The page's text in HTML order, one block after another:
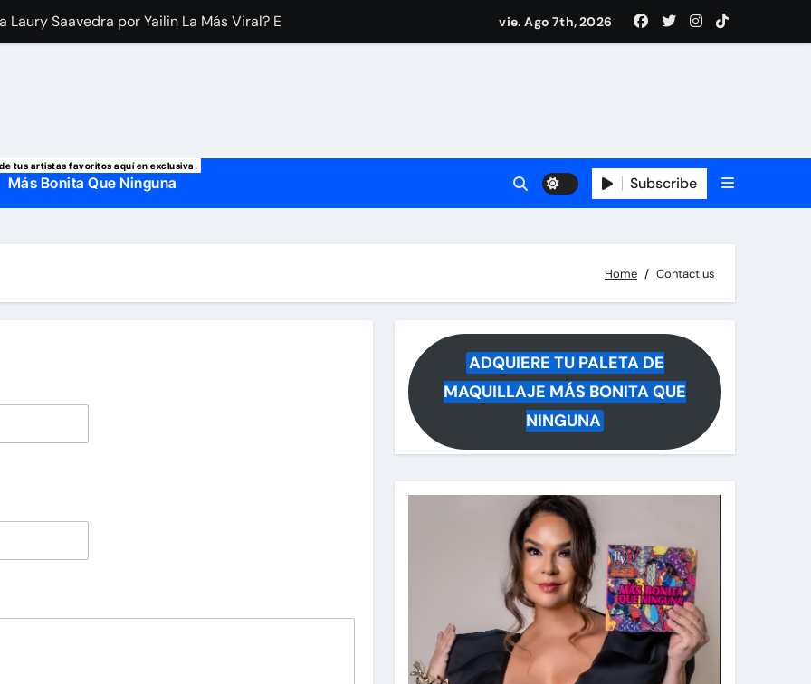
Laury Saavedra por Yailin La Más Viral? El cantante reaparece tras rumores
la muerte de su primer esposo y su actual marido reacciona a la noticia
vie. Ago 7th, 2026
tus artistas favoritos aquí en exclusiva.
Más Bonita Que Ninguna Subscribe
Home Contact us
ADQUIERE TU PALETA DE
MAQUILLAJE MÁS BONITA QUE
NINGUNA